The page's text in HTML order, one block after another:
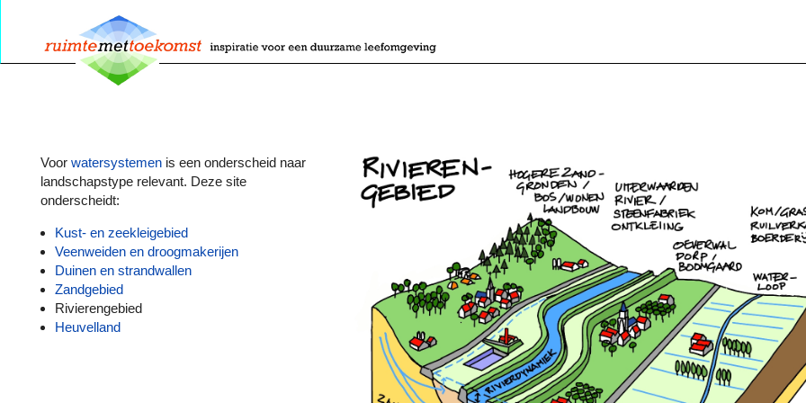
Voor watersystemen is een onderscheid naar
landschapstype relevant. Deze site
onderscheidt:
Kust- en zeekleigebied
Veenweiden en droogmakerijen
Duinen en strandwallen
Zandgebied
Rivierengebied
Heuvelland